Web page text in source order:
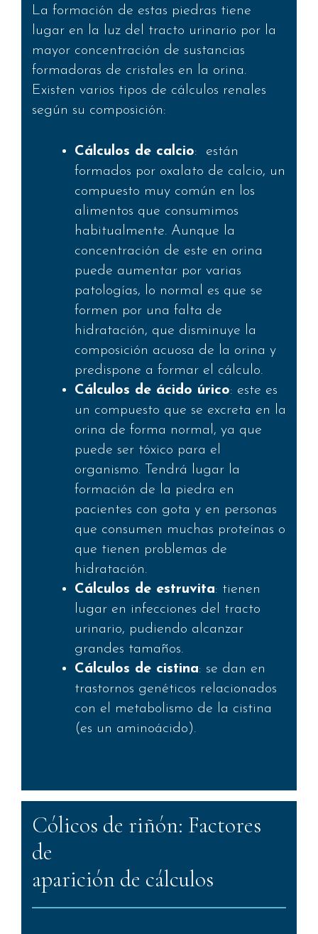
La formación de estas piedras tiene
lugar en la luz del tracto urinario por la
mayor concentración de sustancias
formadoras de cristales en la orina.
Existen varios tipos de cálculos renales
según su composición:
Cálculos de calcio: están
formados por oxalato de calcio, un
compuesto muy común en los
alimentos que consumimos
habitualmente. Aunque la
concentración de este en orina
puede aumentar por varias
patologías, lo normal es que se
formen por una falta de
hidratación, que disminuye la
composición acuosa de la orina y
predispone a formar el cálculo.
Cálculos de ácido úrico: este es
un compuesto que se excreta en la
orina de forma normal, ya que
puede ser tóxico para el
organismo. Tendrá lugar la
formación de la piedra en
pacientes con gota y en personas
que consumen muchas proteínas o
que tienen problemas de
hidratación.
Cálculos de estruvita: tienen
lugar en infecciones del tracto
urinario, pudiendo alcanzar
grandes tamaños.
Cálculos de cistina: se dan en
trastornos genéticos relacionados
con el metabolismo de la cistina
(es un aminoácido).
Cólicos de riñón: Factores
de
aparición de cálculos